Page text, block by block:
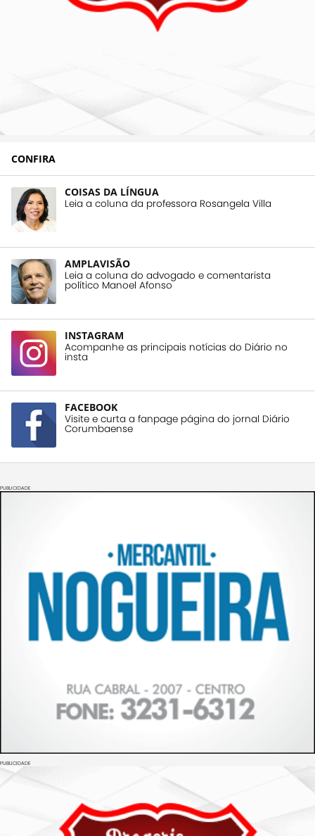
CONFIRA
COISAS DA LÍNGUA
Leia a coluna da professora Rosangela Villa
AMPLAVISÃO
Leia a coluna do advogado e comentarista
político Manoel Afonso
INSTAGRAM
Acompanhe as principais notícias do Diário no
insta
FACEBOOK
Visite e curta a fanpage página do jornal Diário
Corumbaense
PUBLICIDADE
PUBLICIDADE